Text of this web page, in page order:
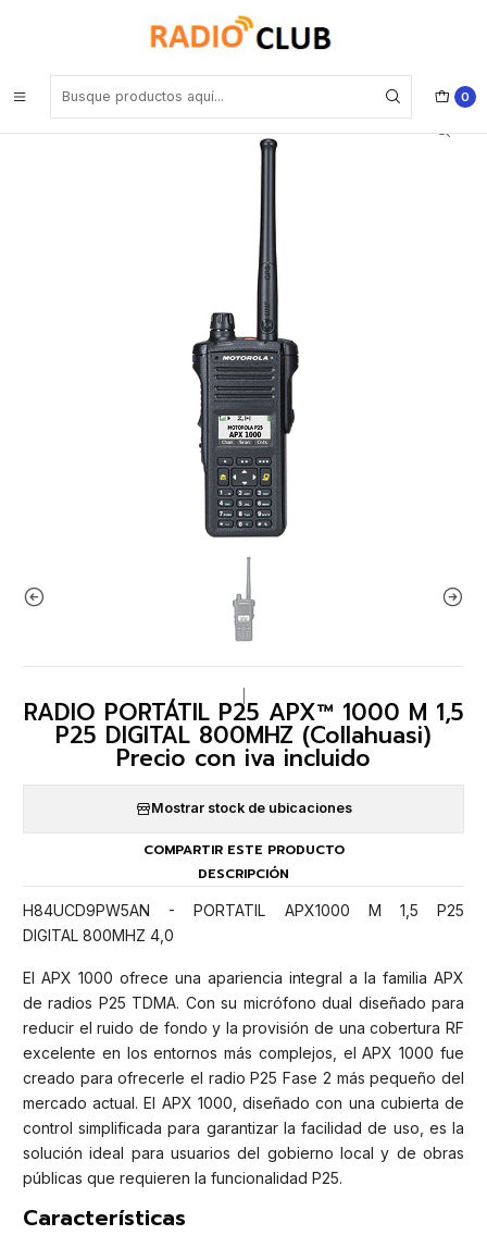
0
RADIO PORTÁTIL P25 APX™ 1000 M 1,5 P25 DIGITAL 800MHZ
(Collahuasi) Precio con iva incluido
RADIO PORTÁTIL P25 APX™ 1000 M 1,5
P25 DIGITAL 800MHZ (Collahuasi)
Precio con iva incluido
Mostrar stock de ubicaciones
COMPARTIR ESTE PRODUCTO
DESCRIPCIÓN
H84UCD9PW5AN - PORTATIL APX1000 M 1,5 P25
DIGITAL 800MHZ 4,0
El APX 1000 ofrece una apariencia integral a la familia APX
de radios P25 TDMA. Con su micrófono dual diseñado para
reducir el ruido de fondo y la provisión de una cobertura RF
excelente en los entornos más complejos, el APX 1000 fue
creado para ofrecerle el radio P25 Fase 2 más pequeño del
mercado actual. El APX 1000, diseñado con una cubierta de
control simplificada para garantizar la facilidad de uso, es la
solución ideal para usuarios del gobierno local y de obras
públicas que requieren la funcionalidad P25.
Características